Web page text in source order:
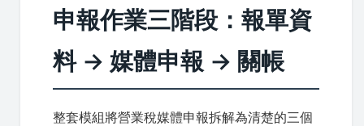
申報作業三階段：報單資
料 → 媒體申報 → 關帳
整套模組將營業稅媒體申報拆解為清楚的三個